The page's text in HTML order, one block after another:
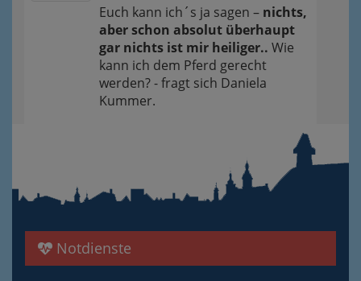
Euch kann ich´s ja sagen – nichts,
aber schon absolut überhaupt
gar nichts ist mir heiliger.. Wie
kann ich dem Pferd gerecht
werden? - fragt sich Daniela
Kummer.
Notdienste